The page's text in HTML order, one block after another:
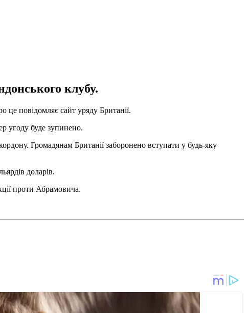
клубу.
це повідомляє сайт уряду Британії.
угоду буде зупинено.
Громадянам Британії заборонено вступати у будь-яку
доларів.
проти Абрамовича.